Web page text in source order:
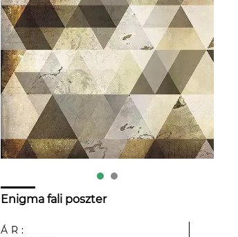
Enigma fali poszter
ÁR: